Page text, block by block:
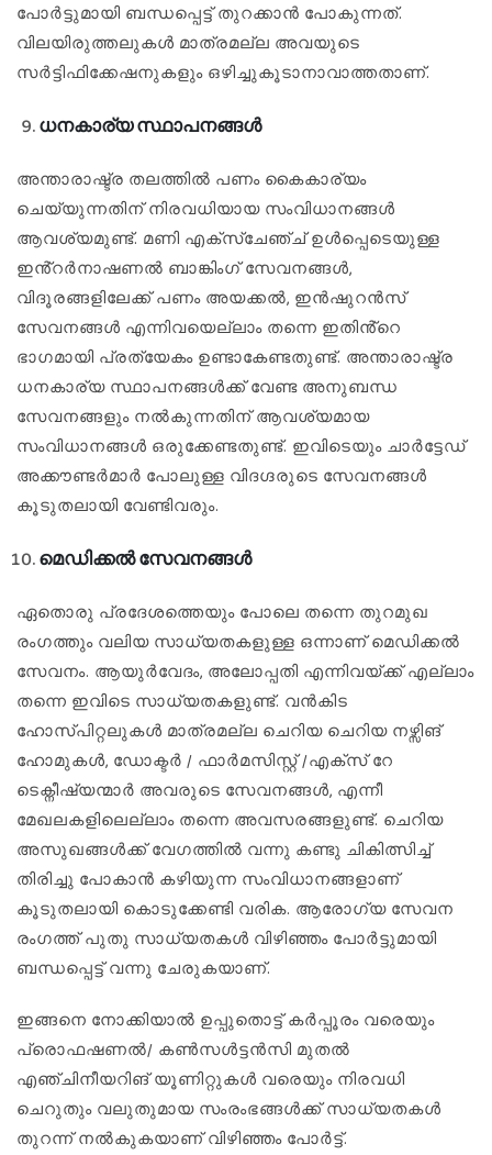
പോർട്ടുമായി ബന്ധപ്പെട്ട് തുറക്കാൻ പോകുന്നത്.
വിലയിരുത്തലുകൾ മാത്രമല്ല അവയുടെ
സർട്ടിഫിക്കേഷനുകളും ഒഴിച്ചുകൂടാനാവാത്തതാണ്.
ധനകാര്യ സ്ഥാപനങ്ങൾ
അന്താരാഷ്ട്ര തലത്തിൽ പണം കൈകാര്യം
ചെയ്യുന്നതിന് നിരവധിയായ സംവിധാനങ്ങൾ
ആവശ്യമുണ്ട്. മണി എക്സ്ചേഞ്ച് ഉൾപ്പെടെയുള്ള
ഇൻ്റർനാഷണൽ ബാങ്കിംഗ് സേവനങ്ങൾ,
വിദൂരങ്ങളിലേക്ക് പണം അയക്കൽ, ഇൻഷുറൻസ്
സേവനങ്ങൾ എന്നിവയെല്ലാം തന്നെ ഇതിൻ്റെ
ഭാഗമായി പ്രത്യേകം ഉണ്ടാകേണ്ടതുണ്ട്. അന്താരാഷ്ട്ര
ധനകാര്യ സ്ഥാപനങ്ങൾക്ക് വേണ്ട അനുബന്ധ
സേവനങ്ങളും നൽകുന്നതിന് ആവശ്യമായ
സംവിധാനങ്ങൾ ഒരുക്കേണ്ടതുണ്ട്. ഇവിടെയും ചാർട്ടേഡ്
അക്കൗണ്ടർമാർ പോലുള്ള വിദഗ്ദരുടെ സേവനങ്ങൾ
കൂടുതലായി വേണ്ടിവരും.
മെഡിക്കൽ സേവനങ്ങൾ
ഏതൊരു പ്രദേശത്തെയും പോലെ തന്നെ തുറമുഖ
രംഗത്തും വലിയ സാധ്യതകളുള്ള ഒന്നാണ് മെഡിക്കൽ
സേവനം. ആയുർവേദം, അലോപ്പതി എന്നിവയ്ക്ക് എല്ലാം
തന്നെ ഇവിടെ സാധ്യതകളുണ്ട്. വൻകിട
ഹോസ്പിറ്റലുകൾ മാത്രമല്ല ചെറിയ ചെറിയ നഴ്സിങ്
ഹോമുകൾ, ഡോക്ടർ / ഫാർമസിസ്റ്റ് /എക്സ് റേ
ടെക്നീഷ്യന്മാർ അവരുടെ സേവനങ്ങൾ, എന്നീ
മേഖലകളിലെല്ലാം തന്നെ അവസരങ്ങളുണ്ട്. ചെറിയ
അസുഖങ്ങൾക്ക് വേഗത്തിൽ വന്നു കണ്ടു ചികിത്സിച്ച്
തിരിച്ചു പോകാൻ കഴിയുന്ന സംവിധാനങ്ങളാണ്
കൂടുതലായി കൊടുക്കേണ്ടി വരിക. ആരോഗ്യ സേവന
രംഗത്ത് പുതു സാധ്യതകൾ വിഴിഞ്ഞം പോർട്ടുമായി
ബന്ധപ്പെട്ട് വന്നു ചേരുകയാണ്.
ഇങ്ങനെ നോക്കിയാൽ ഉപ്പുതൊട്ട് കർപ്പൂരം വരെയും
പ്രൊഫഷണൽ/ കൺസൾട്ടൻസി മുതൽ
എഞ്ചിനീയറിങ് യൂണിറ്റുകൾ വരെയും നിരവധി
ചെറുതും വലുതുമായ സംരംഭങ്ങൾക്ക് സാധ്യതകൾ
തുറന്ന് നൽകുകയാണ് വിഴിഞ്ഞം പോർട്ട്.